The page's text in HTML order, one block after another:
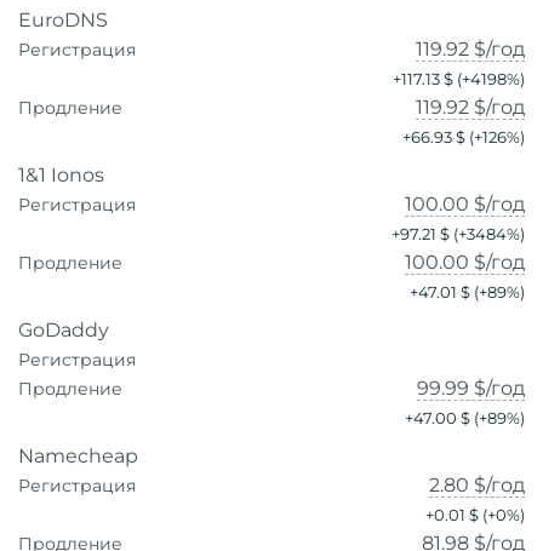
EuroDNS
Регистрация 119.92 $/год
+117.13 $ (+4198%)
Продление 119.92 $/год
+66.93 $ (+126%)
1&1 Ionos
Регистрация 100.00 $/год
+97.21 $ (+3484%)
Продление 100.00 $/год
+47.01 $ (+89%)
GoDaddy
Регистрация
Продление
99.99 $/год
+47.00 $ (+89%)
Namecheap
Регистрация 2.80 $/год
+0.01 $ (+0%)
Продление 81.98 $/год